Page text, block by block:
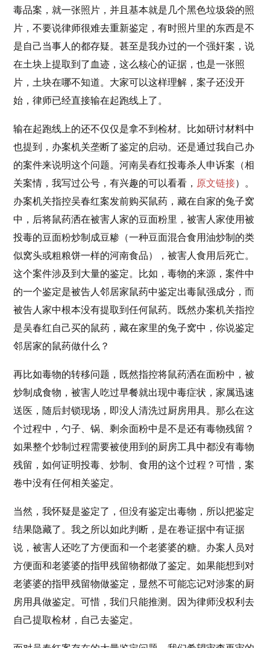
毒品案，就一张照片，并且基本就是几个黑色垃圾袋的照
片，不要说律师很难去重新鉴定，有时照片里的东西是不
是自己当事人的都存疑。甚至是我办过的一个强奸案，说
在土块上提取到了血迹，这么核心的证据，也是一张照
片，土块在哪不知道。大家可以这样理解，案子还没开
始，律师已经直接输在起跑线上了。
输在起跑线上的还不仅仅是拿不到检材。比如研讨材料中
也提到，办案机关垄断了鉴定的启动。还是通过我自己办
的案件来说明这个问题。河南吴舂红投毒杀人申诉案（相
关案情，我写过公号，有兴趣的可以看看， 原文链接）。
办案机关指控吴春红案发前购买鼠药，藏在自家的兔子窝
中，后将鼠药洒在被害人家的豆面粉里，被害人家使用被
投毒的豆面粉炒制成豆糁（一种豆面混合食用油炒制的类
似窝头或粗粮饼一样的河南食品），被害人食用后死亡。
这个案件涉及到大量的鉴定。比如，毒物的来源，案件中
的一个鉴定是被告人邻居家鼠药中鉴定出毒鼠强成分，而
被告人家中根本没有提取到任何鼠药。既然办案机关指控
是吴春红自己买的鼠药，藏在家里的兔子窝中，你说鉴定
邻居家的鼠药做什么？
再比如毒物的转移问题，既然指控将鼠药洒在面粉中，被
炒制成食物，被害人吃过早餐就出现中毒症状，家属迅速
送医，随后封锁现场，即没人清洗过厨房用具。那么在这
个过程中，勺子、锅、剩余面粉中是不是还有毒物残留？
如果整个炒制过程需要被使用到的厨房工具中都没有毒物
残留，如何证明投毒、炒制、食用的这个过程？可惜，案
卷中没有任何相关鉴定。
当然，我怀疑是鉴定了，但没有鉴定出毒物，所以把鉴定
结果隐藏了。我之所以如此判断，是在卷证据中有证据
说，被害人还吃了方便面和一个老婆婆的糖。办案人员对
方便面和老婆婆的指甲残留物都做了鉴定。如果能想到对
老婆婆的指甲残留物做鉴定，显然不可能忘记对涉案的厨
房用具做鉴定。可惜，我们只能推测。因为律师没权利去
自己提取检材，自己去鉴定。